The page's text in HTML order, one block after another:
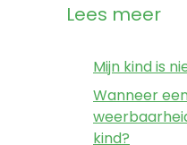
Lees meer
Mijn kind is
Wanneer
kind?